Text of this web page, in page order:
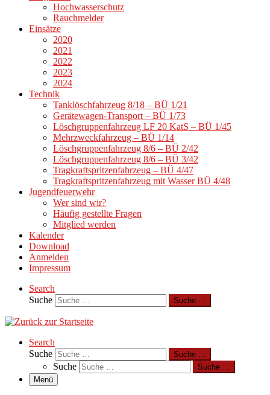
Hochwasserschutz
Rauchmelder
Einsätze
2020
2021
2022
2023
2024
Technik
Tanklöschfahrzeug 8/18 – BÜ 1/21
Gerätewagen-Transport – BÜ 1/73
Löschgruppenfahrzeug LF 20 KatS – BÜ 1/45
Mehrzweckfahrzeug – BÜ 1/14
Löschgruppenfahrzeug 8/6 – BÜ 2/42
Löschgruppenfahrzeug 8/6 – BÜ 3/42
Tragkraftspritzenfahrzeug – BÜ 4/47
Tragkraftspritzenfahrzeug mit Wasser BÜ 4/48
Jugendfeuerwehr
Wer sind wir?
Häufig gestellte Fragen
Mitglied werden
Kalender
Download
Anmelden
Impressum
Search
Suche
Suche …
Search
Suche
Suche …
Suche
Suche …
Menü